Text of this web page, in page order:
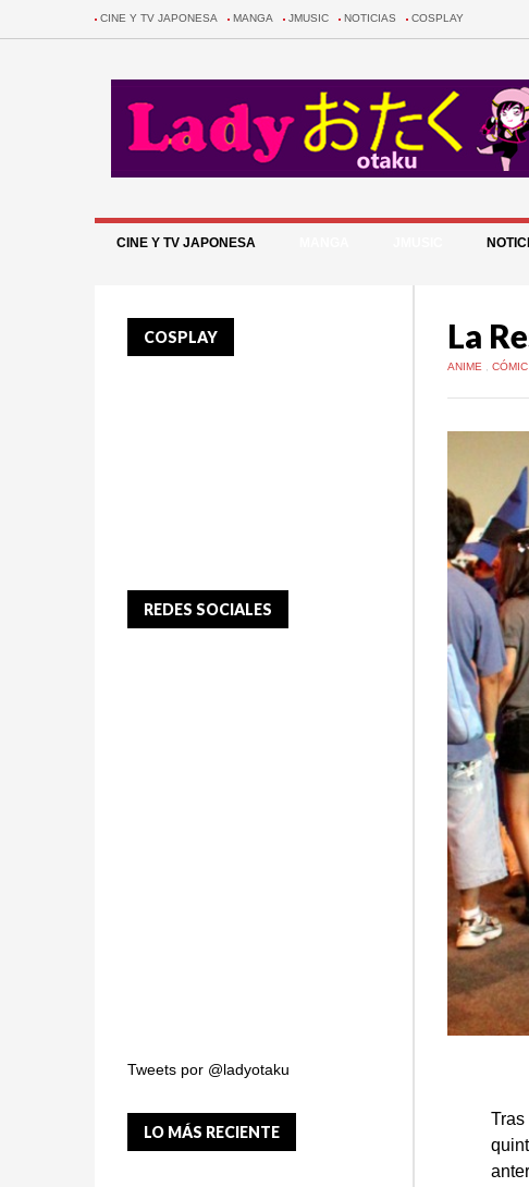
CINE Y TV JAPONESA MANGA JMUSIC NOTICIAS COSPLAY
CINE Y TV JAPONESA
La
ANIME CÓMIC
COSPLAY
REDES SOCIALES
Tweets por @ladyotaku
LO MÁS RECIENTE